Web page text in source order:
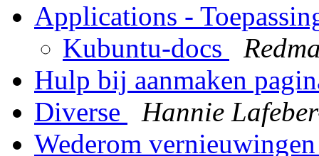
Applications -
Kubuntu-docs
Hulp bij aanmaken
Diverse
Hannie
Wederom